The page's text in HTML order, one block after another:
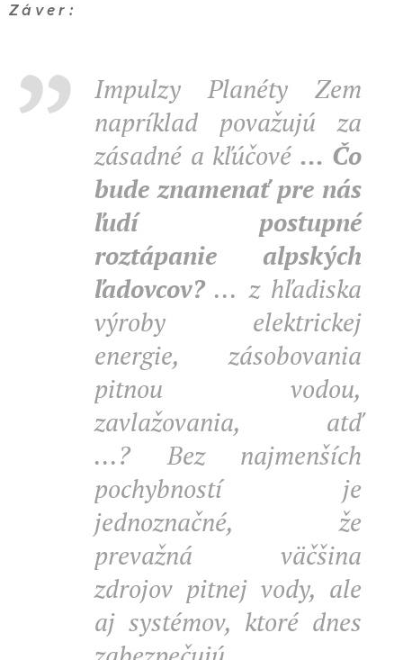
Z á v e r :
Impulzy Planéty Zem
napríklad považujú za
zásadné a kľúčové ... Čo
bude znamenať pre nás
ľudí postupné
roztápanie alpských
ľadovcov?... z hľadiska
výroby elektrickej
energie, zásobovania
pitnou vodou,
zavlažovania, atď
...?
Bez najmenších
pochybností
je
jednoznačné, že
prevažná väčšina
zdrojov pitnej vody, ale
aj systémov, ktoré dnes